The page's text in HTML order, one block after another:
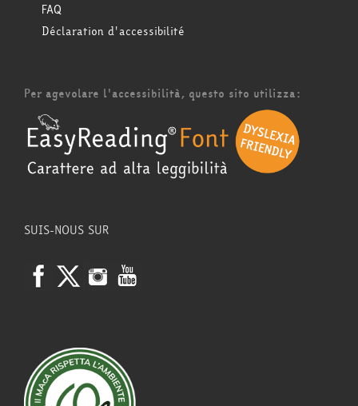
FAQ
Déclaration d'accessibilité
Per agevolare l'accessibilità, questo sito utilizza:
SUIS-NOUS SUR